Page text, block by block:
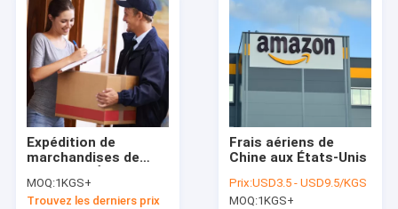
Expédition de
marchandises de
MOQ:1KGS+
Trouvez les derniers prix
Frais aériens de
Chine aux États-Unis
Prix:USD3.5 - USD9.5/KGS
MOQ:1KGS+